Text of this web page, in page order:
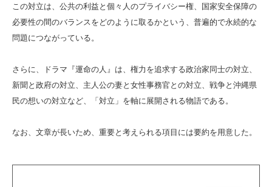
この対立は、公共の利益と個々人のプライバシー権、国家安全保障の
必要性の間のバランスをどのように取るかという、普遍的で永続的な
問題につながっている。
さらに、ドラマ『運命の人』は、権力を追求する政治家同士の対立、
新聞と政府の対立、主人公の妻と女性事務官との対立、戦争と沖縄県
民の想いの対立など、「対立」を軸に展開される物語である。
なお、文章が長いため、重要と考えられる項目には要約を用意した。